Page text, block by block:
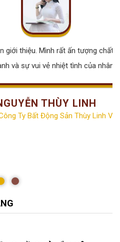
giới thiệu. Mình rất ấn tượng chất
và sự vui vẻ nhiệt tình của nhân
THÙY LINH
Ty Bất Động Sản Thùy Linh